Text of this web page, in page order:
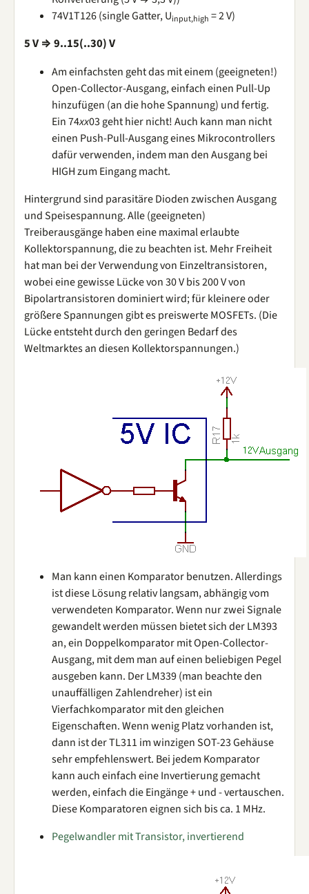
74V1T126 (single Gatter, Uinput,high = 2 V)
5 V ⇒ 9..15(..30) V
Am einfachsten geht das mit einem (geeigneten!)
Open-Collector-Ausgang, einfach einen Pull-Up
hinzufügen (an die hohe Spannung) und fertig.
Ein 74xx03 geht hier nicht! Auch kann man nicht
einen Push-Pull-Ausgang eines Mikrocontrollers
dafür verwenden, indem man den Ausgang bei
HIGH zum Eingang macht.
Hintergrund sind parasitäre Dioden zwischen Ausgang
und Speisespannung. Alle (geeigneten)
Treiberausgänge haben eine maximal erlaubte
Kollektorspannung, die zu beachten ist. Mehr Freiheit
hat man bei der Verwendung von Einzeltransistoren,
wobei eine gewisse Lücke von 30 V bis 200 V von
Bipolartransistoren dominiert wird; für kleinere oder
größere Spannungen gibt es preiswerte MOSFETs. (Die
Lücke entsteht durch den geringen Bedarf des
Weltmarktes an diesen Kollektorspannungen.)
Man kann einen Komparator benutzen. Allerdings
ist diese Lösung relativ langsam, abhängig vom
verwendeten Komparator. Wenn nur zwei Signale
gewandelt werden müssen bietet sich der LM393
an, ein Doppelkomparator mit Open-Collector-
Ausgang, mit dem man auf einen beliebigen Pegel
ausgeben kann. Der LM339 (man beachte den
unauffälligen Zahlendreher) ist ein
Vierfachkomparator mit den gleichen
Eigenschaften. Wenn wenig Platz vorhanden ist,
dann ist der TL311 im winzigen SOT-23 Gehäuse
sehr empfehlenswert. Bei jedem Komparator
kann auch einfach eine Invertierung gemacht
werden, einfach die Eingänge + und - vertauschen.
Diese Komparatoren eignen sich bis ca. 1 MHz.
Pegelwandler mit Transistor, invertierend